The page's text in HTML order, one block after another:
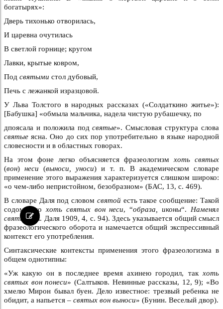
богатырях»:
Дверь тихонько отворилась,
И царевна очутилась
В светлой горнице; кругом
Лавки, крытые ковром,
Под святыми стол дубовый,
Печь с лежанкой изразцовой.
У Льва Толстого в народных рассказах («Солдаткино житье»):
[Бабушка] «обмыла мальчика, надела чистую рубашечку, по
дпоясала и положила подсвятые». Смысловая структура слова
святые ясна. Оно до сих пор употребительно в языке народной
словесности и в областных говорах.
На этом фоне легко объясняется фразеологизмхоть святых
(вон)неси (выноси, уноси) и т. п. В академическом словаре
применение этого выражения характеризуется слишком широко:
«о чем-либо непристойном, безобразном» (БАС, 13, с. 469).
В словаре Даля под словом святойесть такое сообщение: Такой
содом, что хоть святых вон неси, “образа, иконы“. Наменял
святых(cл. Даля 1909, 4, с. 94). Здесь указывается общий смысл
фразеологического оборота и намечается общий экспрессивный
контекст его употребления.
Синтаксические контексты применения этого фразеологизма в
общем однотипны:
«Уж какую он в последнее время ахинею городил, так хоть
святых вон понеси» (Салтыков. Невинные рассказы, 12, 9); «Во
хмелю Мирон бывал буен. Дело известное: трезвый ребенка не
обидит, а напьется – святых вон выноси» (Бунин. Веселый двор).